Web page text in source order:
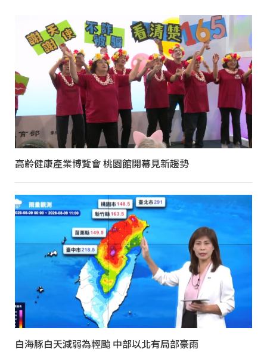
高齡健康產業博覽會 桃園館開幕見新趨勢
白海豚白天減弱為輕颱 中部以北有局部豪雨